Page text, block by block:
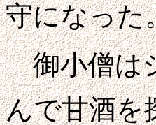
守になった
御小僧は
んで甘酒を